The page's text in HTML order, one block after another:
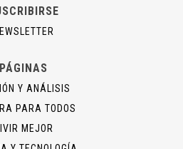
PÁGINAS
Y ANÁLISIS
PARA TODOS
MEJOR